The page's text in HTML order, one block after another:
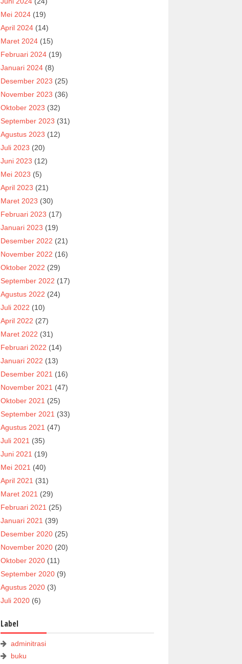
Mei 2024 (19)
April 2024 (14)
Maret 2024 (15)
Februari 2024 (19)
Januari 2024 (8)
Desember 2023 (25)
November 2023 (36)
Oktober 2023 (32)
September 2023 (31)
Agustus 2023 (12)
Juli 2023 (20)
Juni 2023 (12)
Mei 2023 (5)
April 2023 (21)
Maret 2023 (30)
Februari 2023 (17)
Januari 2023 (19)
Desember 2022 (21)
November 2022 (16)
Oktober 2022 (29)
September 2022 (17)
Agustus 2022 (24)
Juli 2022 (10)
April 2022 (27)
Maret 2022 (31)
Februari 2022 (14)
Januari 2022 (13)
Desember 2021 (16)
November 2021 (47)
Oktober 2021 (25)
September 2021 (33)
Agustus 2021 (47)
Juli 2021 (35)
Juni 2021 (19)
Mei 2021 (40)
April 2021 (31)
Maret 2021 (29)
Februari 2021 (25)
Januari 2021 (39)
Desember 2020 (25)
November 2020 (20)
Oktober 2020 (11)
September 2020 (9)
Agustus 2020 (3)
Juli 2020 (6)
Label
adminitrasi
buku